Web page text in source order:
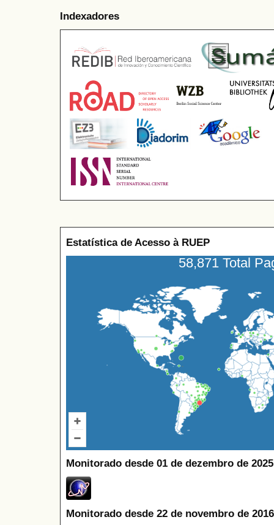
Indexadores
Estatística de Acesso à RUEP
58,871 Total
Monitorado desde 01 de dezembro de
Monitorado desde 22 de novembro de